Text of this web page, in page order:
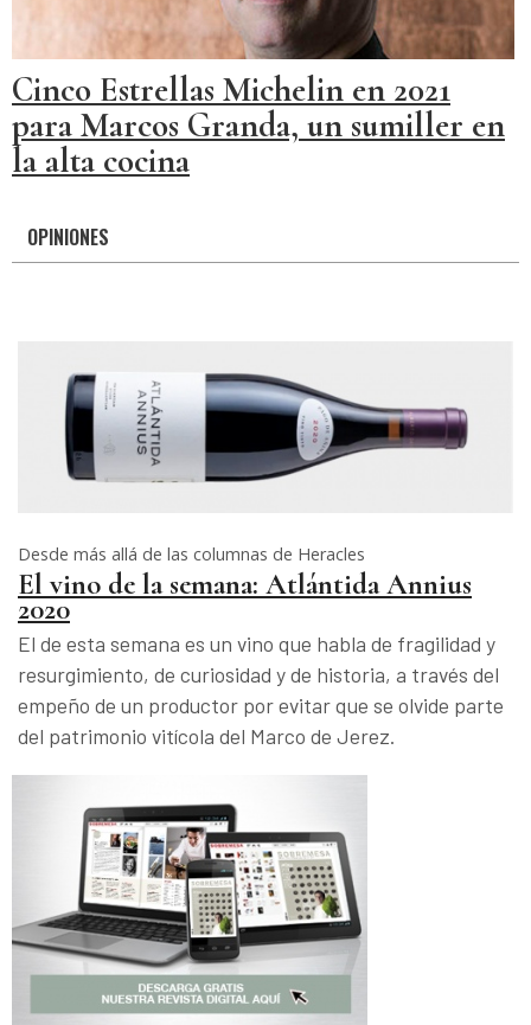
Cinco Estrellas Michelin en 2021
para Marcos Granda, un sumiller en
la alta cocina
OPINIONES
Desde más allá de las columnas de Heracles
El vino de la semana: Atlántida Annius
2020
El de esta semana es un vino que habla de fragilidad y
resurgimiento, de curiosidad y de historia, a través del
empeño de un productor por evitar que se olvide parte
del patrimonio vitícola del Marco de Jerez.